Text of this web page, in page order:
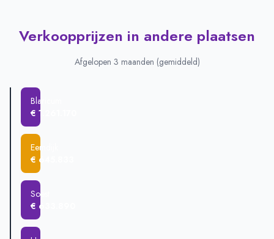
Verkoopprijzen in andere plaatsen
Afgelopen 3 maanden (gemiddeld)
Blaricum
€ 1.261.170
Eemdijk
€ 645.833
Soest
€ 633.890